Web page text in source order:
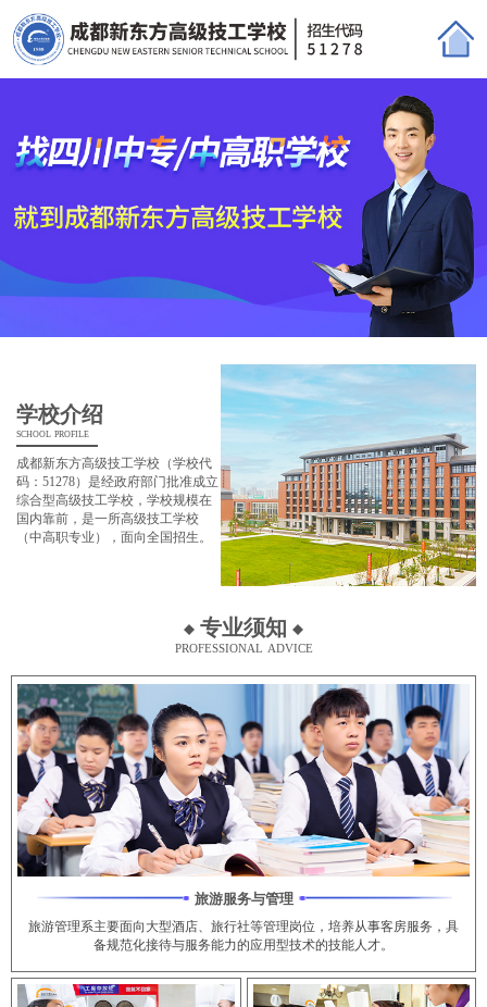
学校介绍
school profile
成都新东方高级技工学校（学校代
码：51278）是经政府部门批准成立
综合型高级技工学校，学校规模在
国内靠前，是一所高级技工学校
（中高职专业），面向全国招生。
专业须知
professional advice
旅游服务与管理
旅游管理系主要面向大型酒店、旅行社等管理岗位，培养从事客房服务，具
备规范化接待与服务能力的应用型技术的技能人才。